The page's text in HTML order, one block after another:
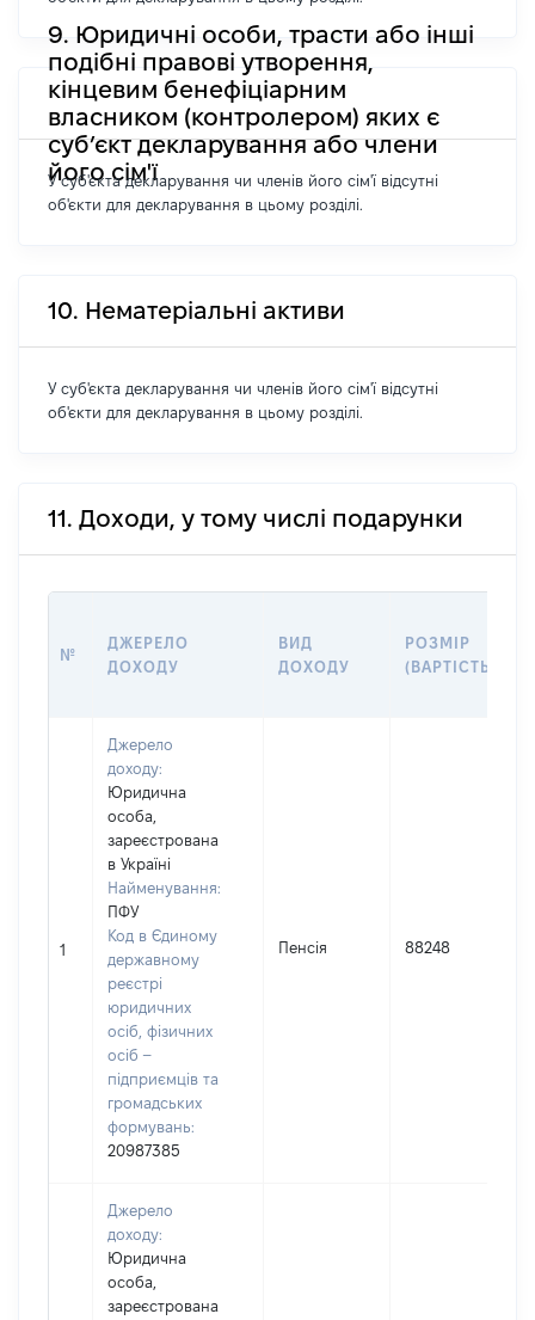
9. Юридичні особи, трасти або інші
подібні правові утворення,
кінцевим бенефіціарним
власником (контролером) яких є
суб’єкт декларування або члени
його сім'ї
У суб'єкта декларування чи членів його сім'ї відсутні
об'єкти для декларування в цьому розділі.
10. Нематеріальні активи
У суб'єкта декларування чи членів його сім'ї відсутні
об'єкти для декларування в цьому розділі.
11. Доходи, у тому числі подарунки
№
ДЖЕРЕЛО
ДОХОДУ
ВИД
ДОХОДУ
РОЗМІР
(ВАРТІСТЬ)
1
Джерело
доходу:
Юридична
особа,
зареєстрована
в Україні
Найменування:
ПФУ
Код в Єдиному
державному
реєстрі
юридичних
осіб, фізичних
осіб –
підприємців та
громадських
формувань:
20987385
Пенсія 88248
Джерело
доходу:
Юридична
особа,
зареєстрована